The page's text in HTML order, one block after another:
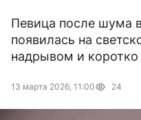
Певица после шума
появилась на
надрывом и коротко
13 марта 2026, 11:00 24